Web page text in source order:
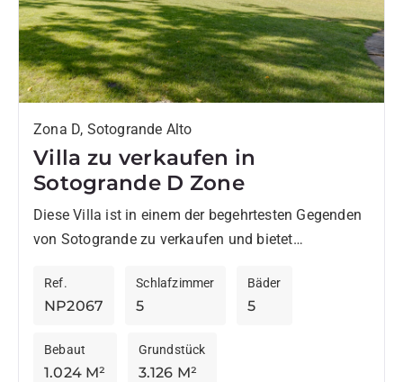
Zona D, Sotogrande Alto
Villa zu verkaufen in
Sotogrande D Zone
Diese Villa ist in einem der begehrtesten Gegenden
von Sotogrande zu verkaufen und bietet
den wichtigsten Annehmlichkeiten, die
Sotogrande...
NP2067
Ref.
5
Schlafzimmer
5
Bäder
1.024 M²
Bebaut
3.126 M²
Grundstück